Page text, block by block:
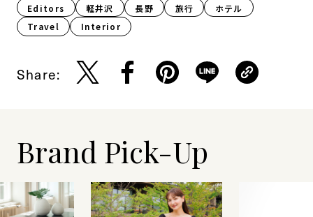
Editors 軽井沢 長野 旅行
ホテル
Travel
Interior
Share:
Brand Pick-Up